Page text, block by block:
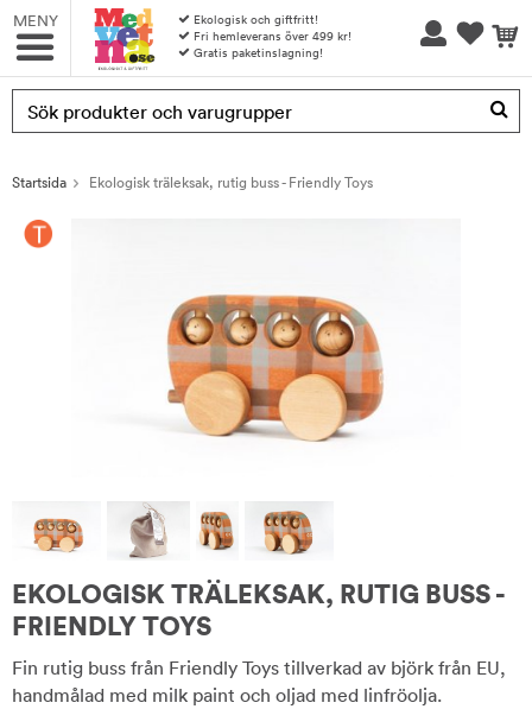
MENY
Ekologisk och giftfritt!
Fri hemleverans över 499 kr!
Gratis paketinslagning!
Produkten har blivit tillagd i varukorgen
Startsida Ekologisk träleksak, rutig buss - Friendly Toys
EKOLOGISK TRÄLEKSAK, RUTIG BUSS -
FRIENDLY TOYS
Fin rutig buss från Friendly Toys tillverkad av björk från EU,
handmålad med milk paint och oljad med linfröolja.